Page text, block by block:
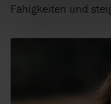
Fähigkeiten und